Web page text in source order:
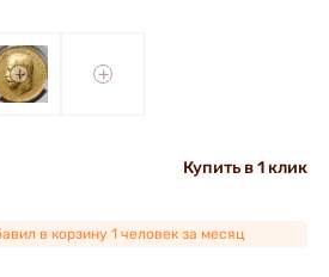
+ +
Купить в 1 клик
в корзину 1 человек за месяц